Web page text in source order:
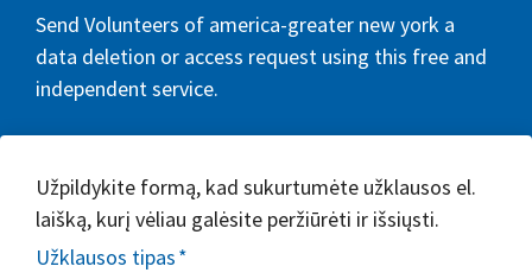
Send Volunteers of america-greater new york a
data deletion or access request using this free and
independent service.
Užpildykite formą, kad sukurtumėte užklausos el.
laišką, kurį vėliau galėsite peržiūrėti ir išsiųsti.
Užklausos tipas*